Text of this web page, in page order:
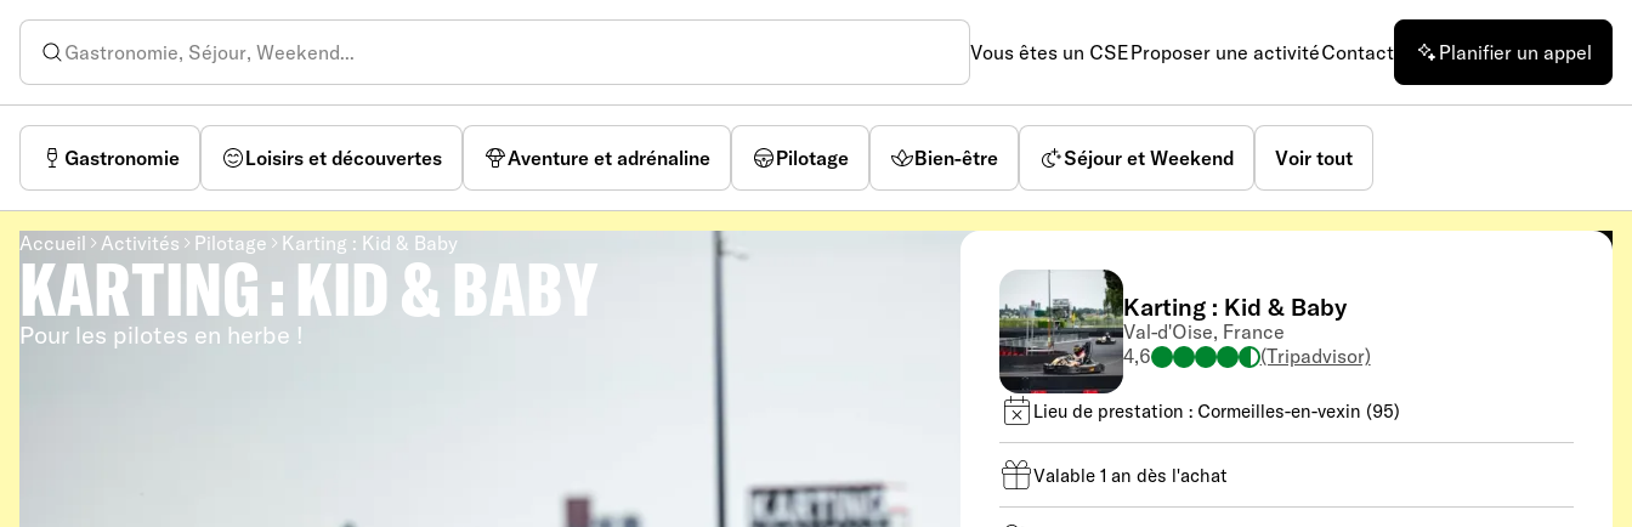
Vous êtes un CSEProposer une activitéContact Planifier un appel
Gastronomie Loisirs et découvertes Aventure et adrénaline Pilotage Bien-être Séjour et Weekend Voir tout
Accueil Activités Pilotage Karting : Kid & Baby
KARTING : KID & BABY
Pour les pilotes en herbe !
Karting : Kid & Baby
Val-d'Oise, France
4,6
(Tripadvisor)
Lieu de prestation : Cormeilles-en-vexin (95)
Valable 1 an dès l'achat